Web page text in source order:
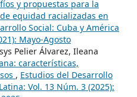
y propuestas para la
equidad racializadas en
Social: Cuba y América
Mayo-Agosto
Pelier Álvarez, Ileana
características,
, Estudios del Desarrollo
Vol. 13 Núm. 3 (2025):